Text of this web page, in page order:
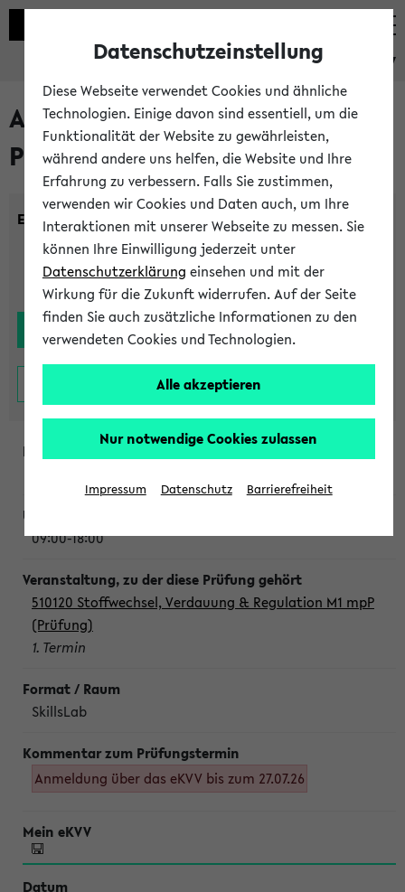
eKVV
Alle noch stattfindenden
Prüfungen
Einrichtung:
09:00-18:00
510120 Stoffwechsel, Verdauung & Regulation M1 mpP
(Prüfung)
1. Termin
SkillsLab
Anmeldung über das eKVV bis zum 27.07.26
Datenschutzeinstellung
Diese Webseite verwendet Cookies und ähnliche
Technologien. Einige davon sind essentiell, um die
Funktionalität der Website zu gewährleisten,
während andere uns helfen, die Website und Ihre
Erfahrung zu verbessern. Falls Sie zustimmen,
verwenden wir Cookies und Daten auch, um Ihre
Interaktionen mit unserer Webseite zu messen. Sie
können Ihre Einwilligung jederzeit unter
Datenschutzerklärung einsehen und mit der
Wirkung für die Zukunft widerrufen. Auf der Seite
finden Sie auch zusätzliche Informationen zu den
verwendeten Cookies und Technologien.
Alle akzeptieren
Nur notwendige Cookies zulassen
Impressum Datenschutz Barrierefreiheit